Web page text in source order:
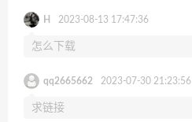
H 2023-08-13 17:47:36
怎么下载
qq2665662 2023-07-30 21:23:56
求链接